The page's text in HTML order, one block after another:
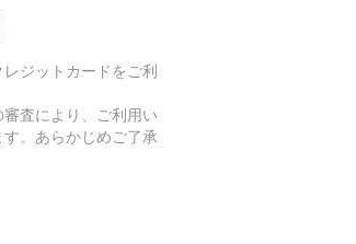
ジットカードをご利
査により、ご利用い
。あらかじめご了承